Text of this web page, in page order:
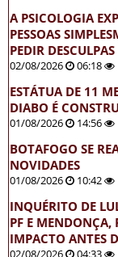
A PSICOLOGIA
PESSOAS
PEDIR DESCULPAS
02/08/2026 06:18
ESTÁTUA DE 11
DIABO É
01/08/2026 14:56
BOTAFOGO SE
NOVIDADES
01/08/2026 10:42
INQUÉRITO DE
PF E MENDONÇA,
IMPACTO ANTES
02/08/2026 04:33